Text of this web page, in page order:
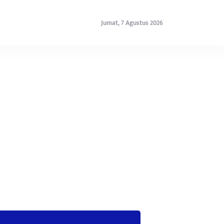
Jumat, 7 Agustus 2026